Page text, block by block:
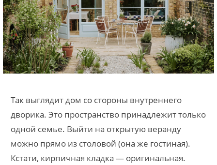
Так выглядит дом со стороны внутреннего
дворика. Это пространство принадлежит только
одной семье. Выйти на открытую веранду
можно прямо из столовой (она же гостиная).
Кстати, кирпичная кладка — оригинальная.